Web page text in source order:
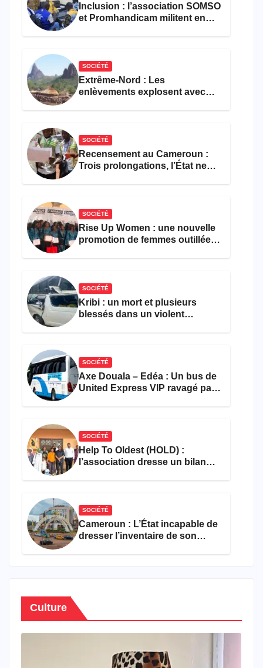
Inclusion : l’association SOMSO
et Promhandicam militent en
SOCIÉTÉ
Extrême-Nord : Les
enlèvements explosent avec
SOCIÉTÉ
Recensement au Cameroun :
Trois prolongations, l’État ne
SOCIÉTÉ
Rise Up Women : une nouvelle
promotion de femmes outillées
SOCIÉTÉ
Kribi : un mort et plusieurs
blessés dans un violent
SOCIÉTÉ
Axe Douala – Edéa : Un bus de
United Express VIP ravagé par
SOCIÉTÉ
Help To Oldest (HOLD) :
l’association dresse un bilan
SOCIÉTÉ
Cameroun : L’État incapable de
dresser l’inventaire de son
Culture